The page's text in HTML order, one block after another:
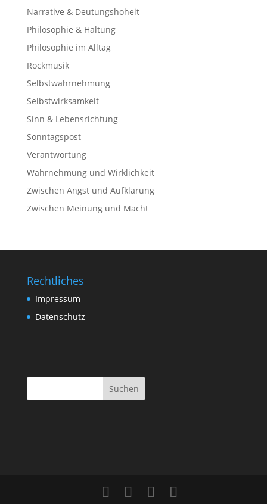
Narrative & Deutungshoheit
Philosophie & Haltung
Philosophie im Alltag
Rockmusik
Selbstwahrnehmung
Selbstwirksamkeit
Sinn & Lebensrichtung
Sonntagspost
Verantwortung
Wahrnehmung und Wirklichkeit
Zwischen Angst und Aufklärung
Zwischen Meinung und Macht
Rechtliches
Impressum
Datenschutz